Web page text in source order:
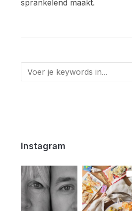
sprankelend maakt.
Instagram